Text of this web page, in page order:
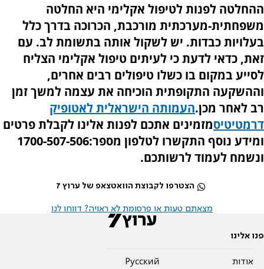
ההחלטה לפנות לטיפול אקלימי היא החלטה
משפחתית-מערכתית מורכבת, הכרוכה בדרך כלל
בעלויות כבדות. יש לשקול אותה בתשומת לב. עם
זאת, כדאי לדעת כי לעיתים טיפול אקלימי הצליח
לסייע במקום בו כשלו טיפולים רבים אחרים,
וההשקעה התקופתית הוכיחה את עצמה למשך זמן
רב לאחר מכן.העמותה הישראלית לאטופיק
דרמטיטיסמזמינים אתכם לפנות אלינו לקבלת פרטים
ומידע נוסף התקשרו לטלפון מספר:1700-507-506
ונשמח לעמוד לרשותכם.
הצטרפו לקבוצת הוואטצאפ של ערוץ 7
מצאתם טעות או פרסומת לא ראויה? דווחו לנו
פנו אלינו
אודות
Pусский